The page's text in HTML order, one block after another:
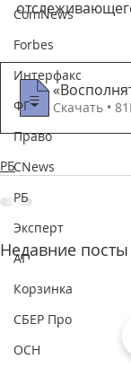
ComNews
Forbes
Интерфакс
ФГ
Право
CNews
РБ
Эксперт
АГ
Корзинка
СБЕР Про
ОСН
Скачать
РБ
Недавние посты